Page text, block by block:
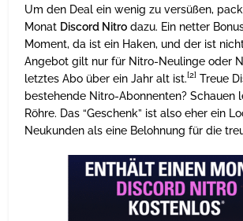
Um den Deal ein wenig zu versüßen,
Monat Discord Nitro dazu. Ein netter
Moment, da ist ein Haken, und der ist
Angebot gilt nur für Nitro-Neulinge oder
letztes Abo über ein Jahr alt ist.[2] Treue
bestehende Nitro-Abonnenten? Schauen
Röhre. Das “Geschenk” ist also eher ein
Neukunden als eine Belohnung für die